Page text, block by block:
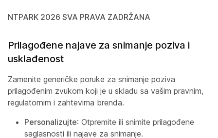
NTPARK 2026 SVA PRAVA ZADRŽANA
Prilagođene najave za snimanje poziva i
usklađenost
Zamenite generičke poruke za snimanje poziva
prilagođenim zvukom koji je u skladu sa vašim pravnim,
regulatornim i zahtevima brenda.
Personalizujte: Otpremite ili snimite prilagođene
saglasnosti ili najave za snimanje.